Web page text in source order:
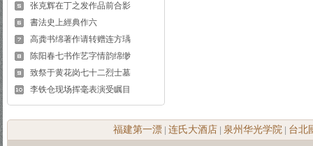
张克辉在丁之发作品前合影
書法史上經典作六
高龚书绵著作请转赠连方瑀
陈阳春七书作艺字情韵绵缈
致祭于黄花岗七十二烈士墓
李铁仓现场挥毫表演受瞩目
福建第一漂 连氏大酒店 泉州华光学院 台北